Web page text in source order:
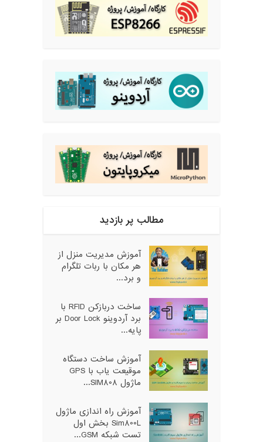
مطالب پر بازدید
آموزش مدیریت منزل از
هر مکان با ربات تلگرام
و برد...
ساخت دربازکن RFID با
برد آردوینو Door Lock بر
پایه...
آموزش ساخت دستگاه
موقیعت یاب با GPS
ماژول SIM808...
آموزش راه اندازی ماژول
Sim800L بخش اول
تست شبکه GSM...